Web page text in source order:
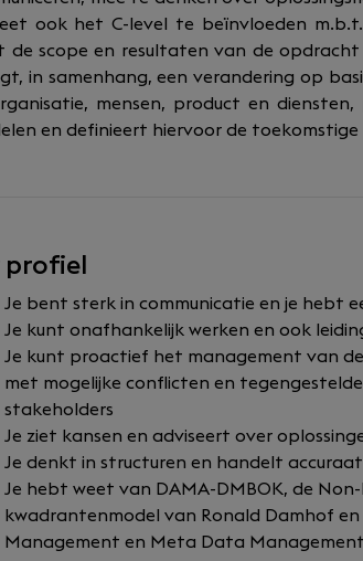
ook het C-level te beïnvloeden
de scope en resultaten van de
in samenhang, een verandering op
mensen, product en
en definieert hiervoor de
profiel
Je bent sterk in communicatie en je hebt
Je kunt onafhankelijk werken en ook
Je kunt proactief het management van
met mogelijke conflicten en
stakeholders
Je ziet kansen en adviseert over
Je denkt in structuren en handelt accuraat
Je hebt weet van DAMA-DMBOK, de
kwadrantenmodel van Ronald Damhof
Management en Meta Data Management